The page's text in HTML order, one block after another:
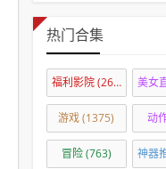
热门合集
福利影院(2690) 美女
游戏(1375) 动
冒险(763) 神器